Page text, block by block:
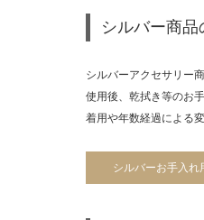
シルバー商
シルバーアクセサリー
使用後、乾拭き等のお
着用や年数経過による
シルバーお手入れ